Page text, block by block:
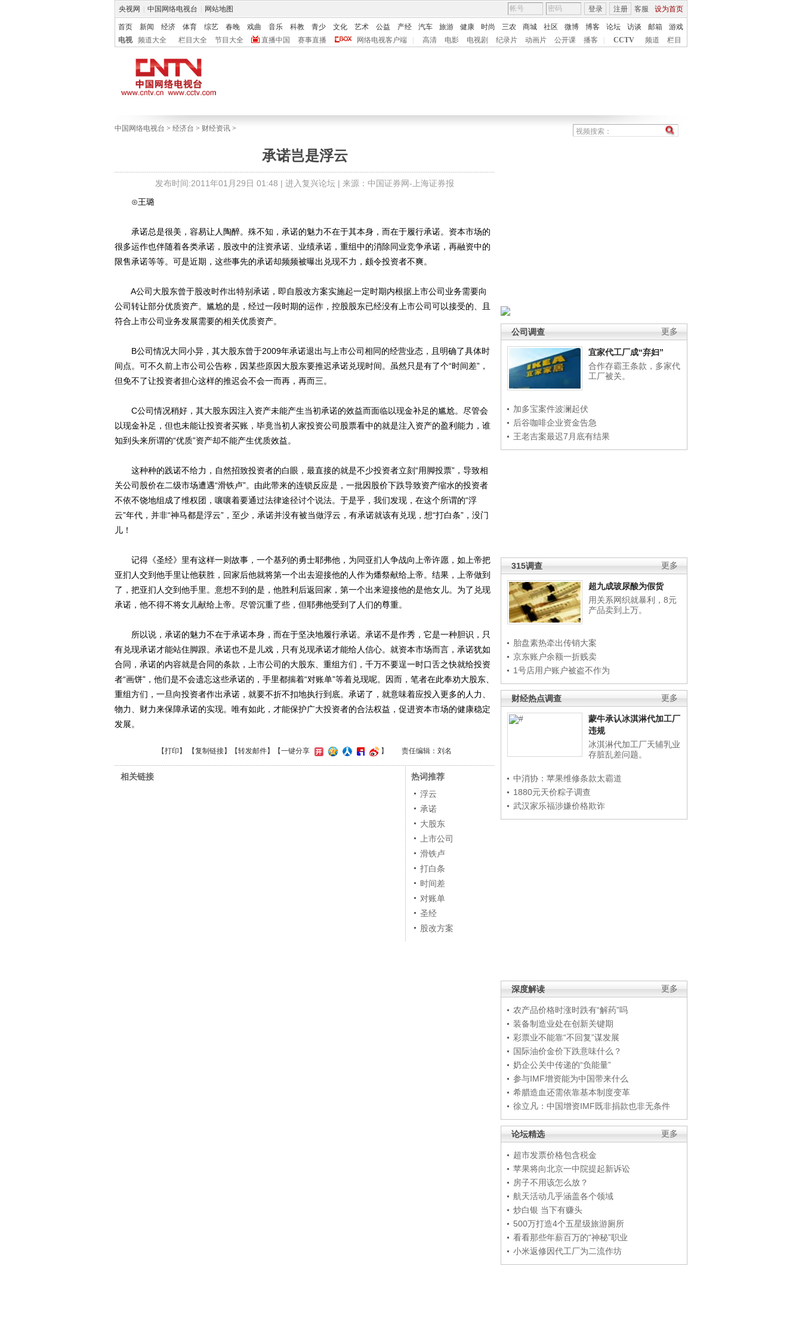
央视网 中国网络电视台 网站地图 客服 设为首页
登录 注册
首页 新闻 经济 体育 综艺 春晚 戏曲 音乐 科教 青少 文化 艺术 公益 产经 汽车 旅游 健康 时尚 三农 商城 社区 微博 博客 论坛 访谈 邮箱
游戏
电视
频道大全 栏目大全 节目大全 直播中国 赛事直播 网络电视客户端 高清 电影 电视剧 纪录片 动画片 公开课 播客 CCTV 频道 栏目
中国网络电视台 > 经济台 > 财经资讯 >
承诺岂是浮云
发布时间:2011年01月29日 01:48 | 进入复兴论坛 | 来源：中国证券网-上海证券报
更多
公司调查
宜家代工厂成“弃妇”
合作存霸王条款，多家代
工厂被关。
加多宝案件波澜起伏
后谷咖啡企业资金告急
王老吉案最迟7月底有结果
更多
315调查
超九成玻尿酸为假货
用关系网织就暴利，8元
产品卖到上万。
胎盘素热牵出传销大案
京东账户余额一折贱卖
1号店用户账户被盗不作为
更多
财经热点调查
蒙牛承认冰淇淋代加工厂
违规
冰淇淋代加工厂天辅乳业
存脏乱差问题。
中消协：苹果维修条款太霸道
1880元天价粽子调查
武汉家乐福涉嫌价格欺诈
更多
深度解读
农产品价格时涨时跌有“解药”吗
装备制造业处在创新关键期
彩票业不能靠“不回复”谋发展
国际油价金价下跌意味什么？
奶企公关中传递的“负能量”
参与IMF增资能为中国带来什么
希腊造血还需依靠基本制度变革
徐立凡：中国增资IMF既非捐款也非无条件
更多
论坛精选
超市发票价格包含税金
苹果将向北京一中院提起新诉讼
房子不用该怎么放？
航天活动几乎涵盖各个领域
炒白银 当下有赚头
500万打造4个五星级旅游厕所
看看那些年薪百万的“神秘”职业
小米返修因代工厂为二流作坊
⊙王璐
承诺总是很美，容易让人陶醉。殊不知，承诺的魅力不在于其本身，而在于履行承诺。资本市场的
很多运作也伴随着各类承诺，股改中的注资承诺、业绩承诺，重组中的消除同业竞争承诺，再融资中的
限售承诺等等。可是近期，这些事先的承诺却频频被曝出兑现不力，颇令投资者不爽。
A公司大股东曾于股改时作出特别承诺，即自股改方案实施起一定时期内根据上市公司业务需要向
公司转让部分优质资产。尴尬的是，经过一段时期的运作，控股股东已经没有上市公司可以接受的、且
符合上市公司业务发展需要的相关优质资产。
B公司情况大同小异，其大股东曾于2009年承诺退出与上市公司相同的经营业态，且明确了具体时
间点。可不久前上市公司公告称，因某些原因大股东要推迟承诺兑现时间。虽然只是有了个“时间差”，
但免不了让投资者担心这样的推迟会不会一而再，再而三。
C公司情况稍好，其大股东因注入资产未能产生当初承诺的效益而面临以现金补足的尴尬。尽管会
以现金补足，但也未能让投资者买账，毕竟当初人家投资公司股票看中的就是注入资产的盈利能力，谁
知到头来所谓的“优质”资产却不能产生优质效益。
这种种的践诺不给力，自然招致投资者的白眼，最直接的就是不少投资者立刻“用脚投票”，导致相
关公司股价在二级市场遭遇“滑铁卢”。由此带来的连锁反应是，一批因股价下跌导致资产缩水的投资者
不依不饶地组成了维权团，嚷嚷着要通过法律途径讨个说法。于是乎，我们发现，在这个所谓的“浮
云”年代，并非“神马都是浮云”，至少，承诺并没有被当做浮云，有承诺就该有兑现，想“打白条”，没门
儿！
记得《圣经》里有这样一则故事，一个基列的勇士耶弗他，为同亚扪人争战向上帝许愿，如上帝把
亚扪人交到他手里让他获胜，回家后他就将第一个出去迎接他的人作为燔祭献给上帝。结果，上帝做到
了，把亚扪人交到他手里。意想不到的是，他胜利后返回家，第一个出来迎接他的是他女儿。为了兑现
承诺，他不得不将女儿献给上帝。尽管沉重了些，但耶弗他受到了人们的尊重。
所以说，承诺的魅力不在于承诺本身，而在于坚决地履行承诺。承诺不是作秀，它是一种胆识，只
有兑现承诺才能站住脚跟。承诺也不是儿戏，只有兑现承诺才能给人信心。就资本市场而言，承诺犹如
合同，承诺的内容就是合同的条款，上市公司的大股东、重组方们，千万不要逞一时口舌之快就给投资
者“画饼”，他们是不会遗忘这些承诺的，手里都揣着“对账单”等着兑现呢。因而，笔者在此奉劝大股东、
重组方们，一旦向投资者作出承诺，就要不折不扣地执行到底。承诺了，就意味着应投入更多的人力、
物力、财力来保障承诺的实现。唯有如此，才能保护广大投资者的合法权益，促进资本市场的健康稳定
发展。
【打印 】 【复制链接】【转发邮件】 【一键分享 】 责任编辑：刘名
相关链接
热词推荐
浮云
承诺
大股东
上市公司
滑铁卢
打白条
时间差
对账单
圣经
股改方案